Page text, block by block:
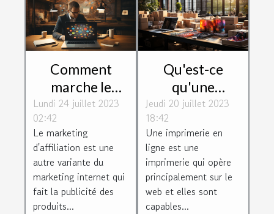
Comment
marche le
marketing
d'affiliation et
quels sont ses
atouts et ses
défauts ?
Lundi 24 juillet 2023
02:42
Le marketing
d'affiliation est une
autre variante du
marketing internet qui
fait la publicité des
produits...
Qu'est-ce
qu'une
imprimerie en
Jeudi 20 juillet 2023
18:42
Une imprimerie en
ligne est une
imprimerie qui opère
principalement sur le
web et elles sont
capables...